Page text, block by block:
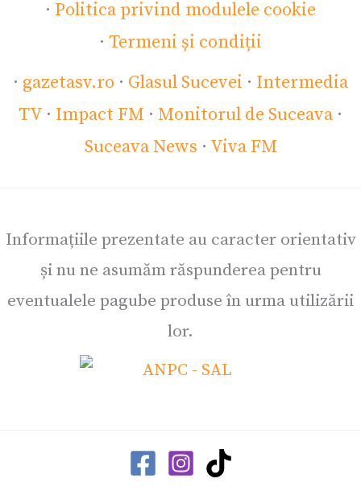
· Politica privind modulele cookie
· Termeni și condiții
· gazetasv.ro · Glasul Sucevei · Intermedia
TV · Impact FM · Monitorul de Suceava ·
Suceava News · Viva FM
Informațiile prezentate au caracter orientativ
și nu ne asumăm răspunderea pentru
eventualele pagube produse în urma utilizării
lor.